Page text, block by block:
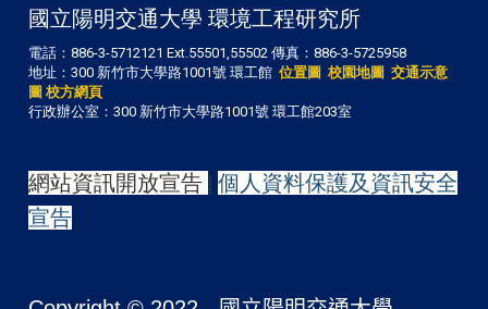
國立陽明交通大學 環境工程研究所
電話：886-3-5712121 Ext.55501,55502 傳真：886-3-5725958
地址：300 新竹市大學路1001號 環工館 位置圖 校園地圖 交通示意
圖 校方網頁
行政辦公室：300 新竹市大學路1001號 環工館203室
網站資訊開放宣告
個人資料保護及資訊安全
宣告